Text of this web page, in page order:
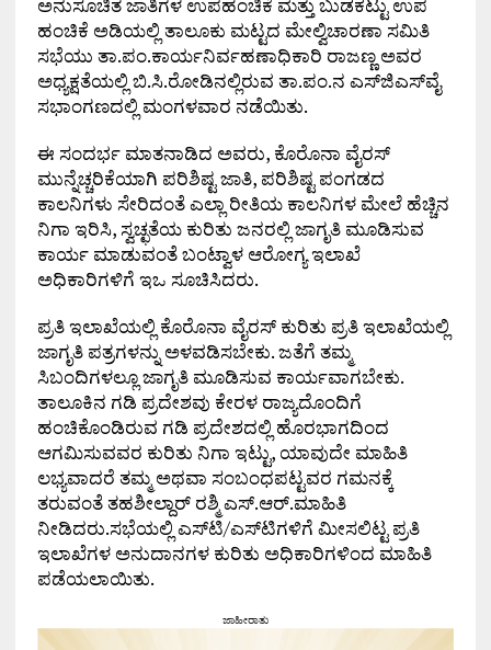
ಹಂಚಿಕೆ ಅಡಿಯಲ್ಲಿ ತಾಲೂಕು ಮಟ್ಟದ ಮೇಲ್ವಿಚಾರಣಾ ಸಮಿತಿ
ಸಭೆಯು ತಾ.ಪಂ.ಕಾರ್ಯನಿರ್ವಹಣಾಧಿಕಾರಿ ರಾಜಣ್ಣ ಅವರ
ಅಧ್ಯಕ್ಷತೆಯಲ್ಲಿ ಬಿ.ಸಿ.ರೋಡಿನಲ್ಲಿರುವ ತಾ.ಪಂ.ನ ಎಸ್‌ಜಿಎಸ್‌ವೈ
ಸಭಾಂಗಣದಲ್ಲಿ ಮಂಗಳವಾರ ನಡೆಯಿತು.
ಈ ಸಂದರ್ಭ ಮಾತನಾಡಿದ ಅವರು, ಕೊರೊನಾ ವೈರಸ್
ಮುನ್ನೆಚ್ಚರಿಕೆಯಾಗಿ ಪರಿಶಿಷ್ಟ ಜಾತಿ, ಪರಿಶಿಷ್ಟ ಪಂಗಡದ
ಕಾಲನಿಗಳು ಸೇರಿದಂತೆ ಎಲ್ಲಾ ರೀತಿಯ ಕಾಲನಿಗಳ ಮೇಲೆ ಹೆಚ್ಚಿನ
ನಿಗಾ ಇರಿಸಿ, ಸ್ವಚ್ಛತೆಯ ಕುರಿತು ಜನರಲ್ಲಿ ಜಾಗೃತಿ ಮೂಡಿಸುವ
ಕಾರ್ಯ ಮಾಡುವಂತೆ ಬಂಟ್ವಾಳ ಆರೋಗ್ಯ ಇಲಾಖೆ
ಅಧಿಕಾರಿಗಳಿಗೆ ಇಒ ಸೂಚಿಸಿದರು.
ಪ್ರತಿ ಇಲಾಖೆಯಲ್ಲಿ ಕೊರೊನಾ ವೈರಸ್ ಕುರಿತು ಪ್ರತಿ ಇಲಾಖೆಯಲ್ಲಿ
ಜಾಗೃತಿ ಪತ್ರಗಳನ್ನು ಅಳವಡಿಸಬೇಕು. ಜತೆಗೆ ತಮ್ಮ
ಸಿಬಂದಿಗಳಲ್ಲೂ ಜಾಗೃತಿ ಮೂಡಿಸುವ ಕಾರ್ಯವಾಗಬೇಕು.
ತಾಲೂಕಿನ ಗಡಿ ಪ್ರದೇಶವು ಕೇರಳ ರಾಜ್ಯದೊಂದಿಗೆ
ಹಂಚಿಕೊಂಡಿರುವ ಗಡಿ ಪ್ರದೇಶದಲ್ಲಿ ಹೊರಭಾಗದಿಂದ
ಆಗಮಿಸುವವರ ಕುರಿತು ನಿಗಾ ಇಟ್ಟು, ಯಾವುದೇ ಮಾಹಿತಿ
ಲಭ್ಯವಾದರೆ ತಮ್ಮ ಅಥವಾ ಸಂಬಂಧಪಟ್ಟವರ ಗಮನಕ್ಕೆ
ತರುವಂತೆ ತಹಶೀಲ್ದಾರ್ ರಶ್ಮಿ ಎಸ್.ಆರ್.ಮಾಹಿತಿ
ನೀಡಿದರು.ಸಭೆಯಲ್ಲಿ ಎಸ್‌ಟಿ/ಎಸ್‌ಟಿಗಳಿಗೆ ಮೀಸಲಿಟ್ಟ ಪ್ರತಿ
ಇಲಾಖೆಗಳ ಅನುದಾನಗಳ ಕುರಿತು ಅಧಿಕಾರಿಗಳಿಂದ ಮಾಹಿತಿ
ಪಡೆಯಲಾಯಿತು.
ಜಾಹೀರಾತು